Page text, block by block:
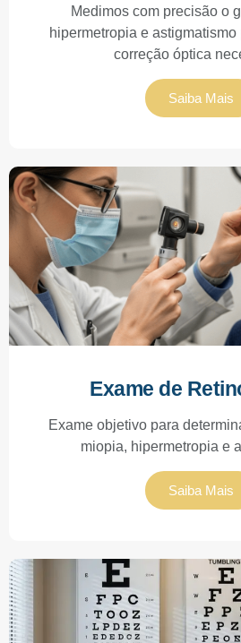
Medimos com precisão o
hipermetropia e
correção óptica
Saiba Mais
Exame de
Exame objetivo para
miopia, hipermetropia e
Saiba Mais